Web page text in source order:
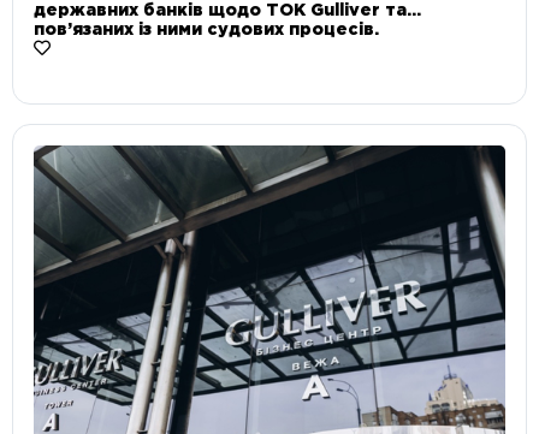
державних банків щодо ТОК Gulliver та
пов’язаних із ними судових процесів.